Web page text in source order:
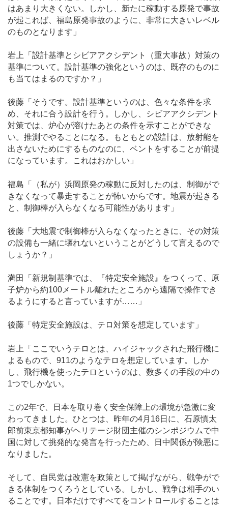
はあまり大きくない。しかし、新たに稼動する原発で事故
が起これば、福島原発事故のように、非常に大きいレベル
のものとなります」
岩上「設計基準とシビアアクシデント（重大事故）対策の
基準について。設計基準の強化というのは、既存のものに
も当てはまるのですか？」
後藤「そうです。設計基準というのは、色々な条件を求
め、それに合う設計を行う。しかし、シビアアクシデント
対策では、炉心が溶けたあとの条件を示すことができな
い。推測でやることになる。もともとの設計は、放射能を
出さないためにするものなのに、ベントをすることが前提
になっています。これはおかしい」
福島「（私が）浜岡原発の稼動に反対したのは、制御がで
きなくなって暴走することが怖いからです。地震が起きる
と、制御棒が入らなくなる可能性があります」
後藤「大地震で制御棒が入らなくなったときに、その対策
の設備も一緒に壊れないということがどうして言えるので
しょうか？」
満田「新規制基準では、『特定安全施設』をつくって、原
子炉から約100メートル離れたところから遠隔で操作でき
るようにすると言っていますが……」
後藤「特定安全施設は、テロ対策を想定しています」
岩上「ここでいうテロとは、ハイジャックされた飛行機に
よるもので、911のようなテロを想定しています。しか
し、飛行機を使ったテロというのは、数多くの手段の中の
1つでしかない。
この2年で、日本を取り巻く安全保障上の環境が急激に変
わってきました。ひとつは、昨年の4月16日に、石原慎太
郎前東京都知事がヘリテージ財団主催のシンポジウムで中
国に対して挑発的な発言を行ったため、日中関係が険悪に
なりました。
そして、自民党は改憲を政策として掲げながら、戦争がで
きる体制をつくろうとしている。しかし、戦争は相手のい
ることです。日本だけですべてをコントロールすることは